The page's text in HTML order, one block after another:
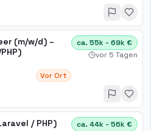
(m/w/d) –
Vor Ort
ca. 55k - 69k €
vor 5 Tagen
/ PHP)
ca. 44k - 56k €